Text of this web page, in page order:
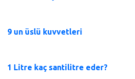
9 un üslü kuvvetleri
1 Litre kaç santilitre eder?